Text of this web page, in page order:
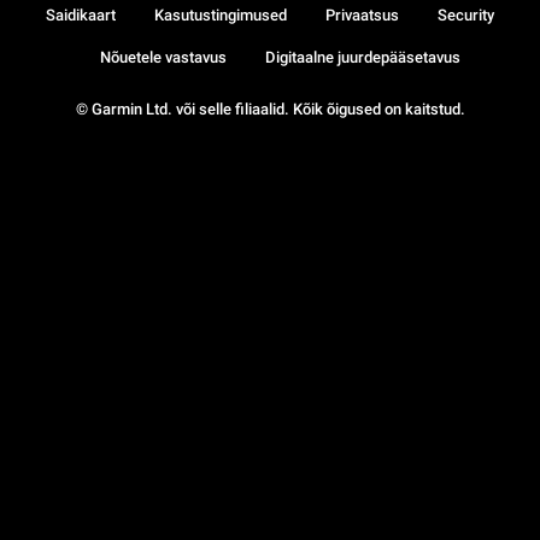
© Garmin Ltd. või selle filiaalid. Kõik õigused on kaitstud.
Saidikaart Kasutustingimused Privaatsus Security
Nõuetele vastavus Digitaalne juurdepääsetavus